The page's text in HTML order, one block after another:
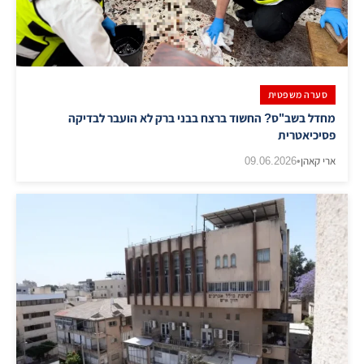
סערה משפטית
מחדל בשב"ס? החשוד ברצח בבני ברק לא הועבר לבדיקה
פסיכיאטרית
ארי קאהן•
09.06.2026